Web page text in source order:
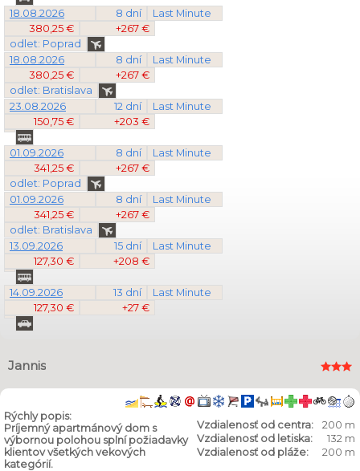
18.08.2026 8 dní
Last Minute
380,25 €
+267 €
odlet: Poprad
18.08.2026
8 dní
Last Minute
380,25 €
+267 €
odlet: Bratislava
23.08.2026
12 dní
Last Minute
150,75 €
+203 €
01.09.2026 8 dní
Last Minute
341,25 €
+267 €
odlet: Poprad
01.09.2026
8 dní
Last Minute
341,25 €
+267 €
odlet: Bratislava
13.09.2026
15 dní
Last Minute
127,30 €
+208 €
14.09.2026 13 dní
Last Minute
127,30 €
+27 €
Jannis
Vzdialenosť od centra:
200 m
Vzdialenosť od letiska:
132 m
Vzdialenosť od pláže:
200 m
Rýchly popis:
Príjemný apartmánový dom s
výbornou polohou splní požiadavky
klientov všetkých vekových
kategórií.